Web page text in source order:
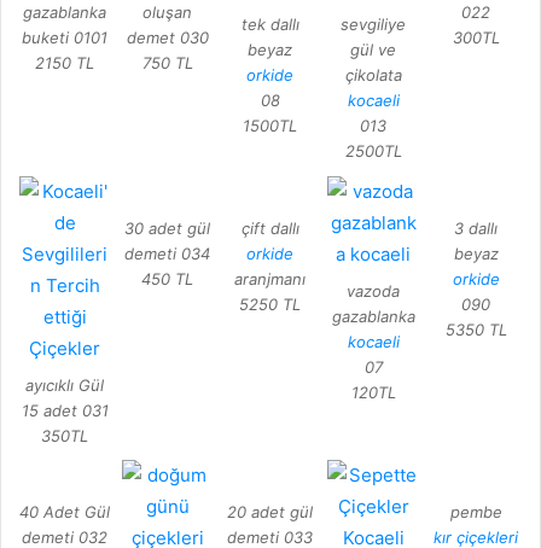
gazablanka
buketi 0101
2150 TL
oluşan
demet 030
750 TL
tek dallı
beyaz
orkide
08
1500TL
sevgiliye
gül ve
çikolata
kocaeli
013
2500TL
022
300TL
ayıcıklı Gül
15 adet 031
350TL
30 adet gül
demeti 034
450 TL
çift dallı
orkide
aranjmanı
5250 TL
vazoda
gazablanka
kocaeli
07
120TL
3 dallı
beyaz
orkide
090
5350 TL
40 Adet Gül
demeti 032
20 adet gül
demeti 033
pembe
kır çiçekleri